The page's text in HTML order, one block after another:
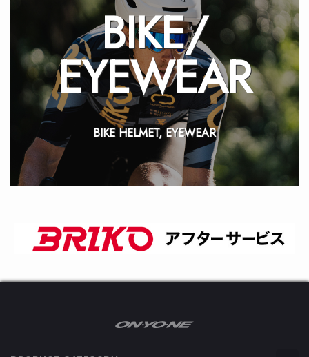
BIKE/
EYEWEAR
BIKE HELMET, EYEWEAR